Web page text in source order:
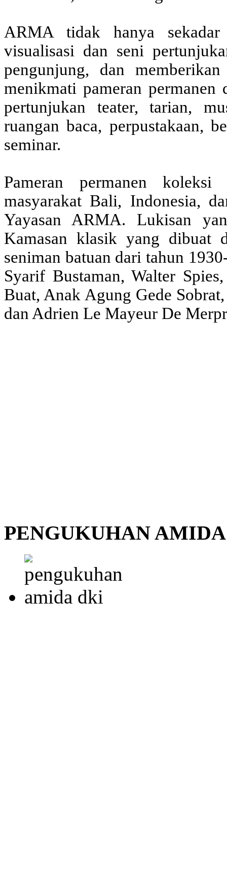
ARMA tidak hanya sekadar
visualisasi dan seni
pengunjung, dan
menikmati pameran permanen
pertunjukan teater, tarian,
ruangan baca, perpustakaan,
seminar.
Pameran permanen
masyarakat Bali, Indonesia,
Yayasan ARMA. Lukisan
Kamasan klasik yang
seniman batuan dari tahun
Syarif Bustaman, Walter
Buat, Anak Agung Gede
dan Adrien Le Mayeur De
PENGUKUHAN